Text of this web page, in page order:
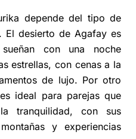
depende del tipo de
El desierto de Agafay es
con una noche
estrellas, con cenas a la
de lujo. Por otro
ideal para parejas que
tranquilidad, con sus
y experiencias